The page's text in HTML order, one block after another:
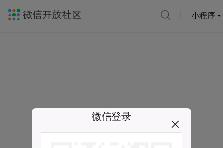
小程序
微信登录